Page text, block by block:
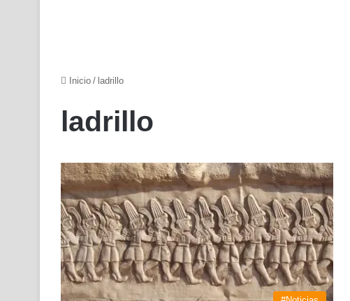
Inicio / ladrillo
ladrillo